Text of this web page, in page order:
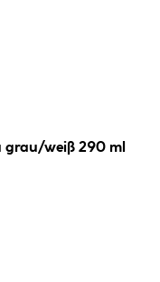
grau/weiß 290 ml